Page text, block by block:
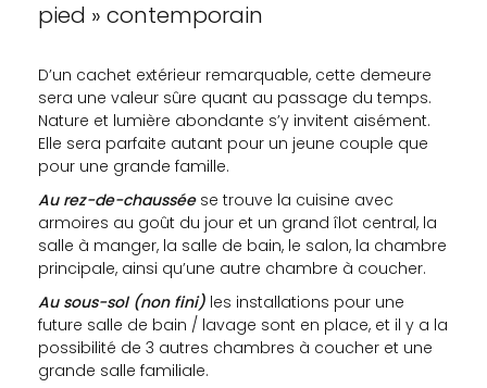
pied » contemporain
D’un cachet extérieur remarquable, cette demeure
sera une valeur sûre quant au passage du temps.
Nature et lumière abondante s’y invitent aisément.
Elle sera parfaite autant pour un jeune couple que
pour une grande famille.
Au rez-de-chausséese trouve la cuisine avec
armoires au goût du jour et un grand îlot central, la
salle à manger, la salle de bain, le salon, la chambre
principale, ainsi qu’une autre chambre à coucher.
Au sous-sol (non fini) les installations pour une
future salle de bain / lavage sont en place, et il y a la
possibilité de 3 autres chambres à coucher et une
grande salle familiale.